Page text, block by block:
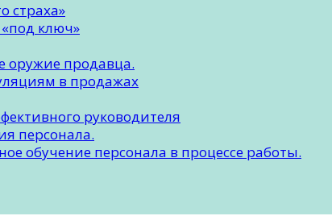
страха»
ключ»
оружие продавца.
в продажах
руководителя
персонала.
обучение персонала в процессе работы.